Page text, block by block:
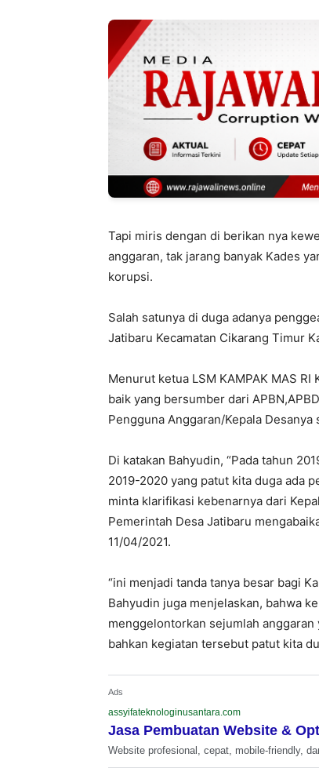
Tapi miris dengan di berikan nya
anggaran, tak jarang banyak Kades
korupsi.
Salah satunya di duga adanya
Jatibaru Kecamatan Cikarang Timur
Menurut ketua LSM KAMPAK MAS
baik yang bersumber dari
Pengguna Anggaran/Kepala
Di katakan Bahyudin, “Pada tahun
2019-2020 yang patut kita duga ada
minta klarifikasi kebenarnya dari
Pemerintah Desa Jatibaru
11/04/2021.
“ini menjadi tanda tanya besar bagi
Bahyudin juga menjelaskan, bahwa
menggelontorkan sejumlah
bahkan kegiatan tersebut patut kita
Ads
assyifateknologinusantara.com
Jasa Pembuatan Website &
Website profesional, cepat, mobile-friendly,